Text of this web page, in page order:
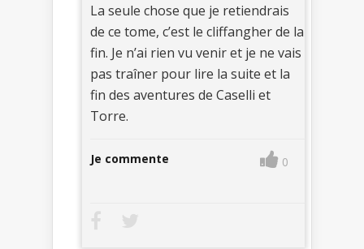
La seule chose que je retiendrais
de ce tome, c’est le cliffangher de la
fin. Je n’ai rien vu venir et je ne vais
pas traîner pour lire la suite et la
fin des aventures de Caselli et
Torre.
Je commente 0